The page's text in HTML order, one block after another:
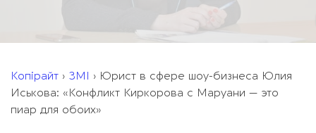
Копірайт › ЗМІ › Юрист в сфере шоу-бизнеса Юлия
Иськова: «Конфликт Киркорова с Маруани — это
пиар для обоих»